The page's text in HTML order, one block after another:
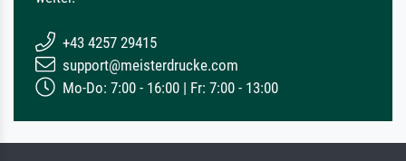
+43 4257 29415
support@meisterdrucke.com
Mo-Do: 7:00 - 16:00 | Fr: 7:00 - 13:00